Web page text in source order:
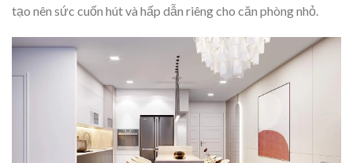
tạo nên sức cuốn hút và hấp dẫn riêng cho căn phòng nhỏ.